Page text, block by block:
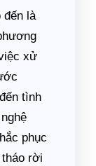
đến là
xử
tình
phục
rời